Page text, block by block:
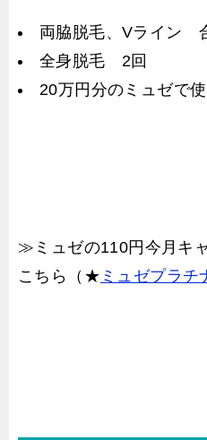
両脇脱毛、Vライン
全身脱毛 2回
20万円分のミュゼで
≫ミュゼの110円今月キ
こちら（★ ミュゼプラチ